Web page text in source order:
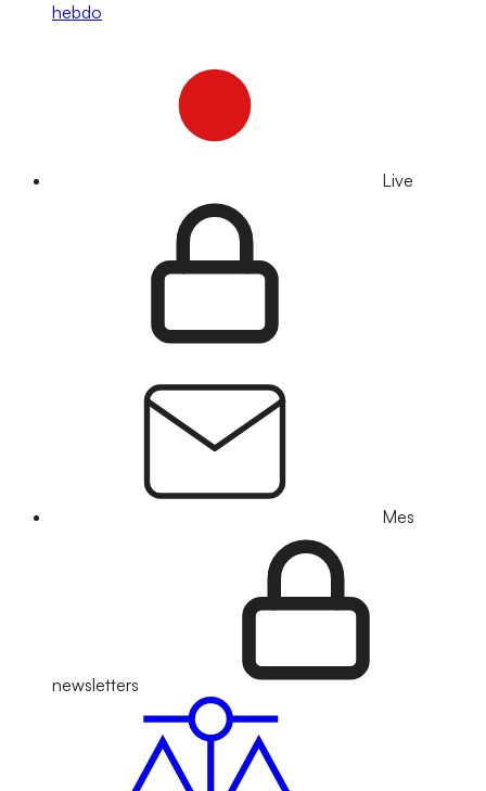
hebdo
Live
Mes
newsletters